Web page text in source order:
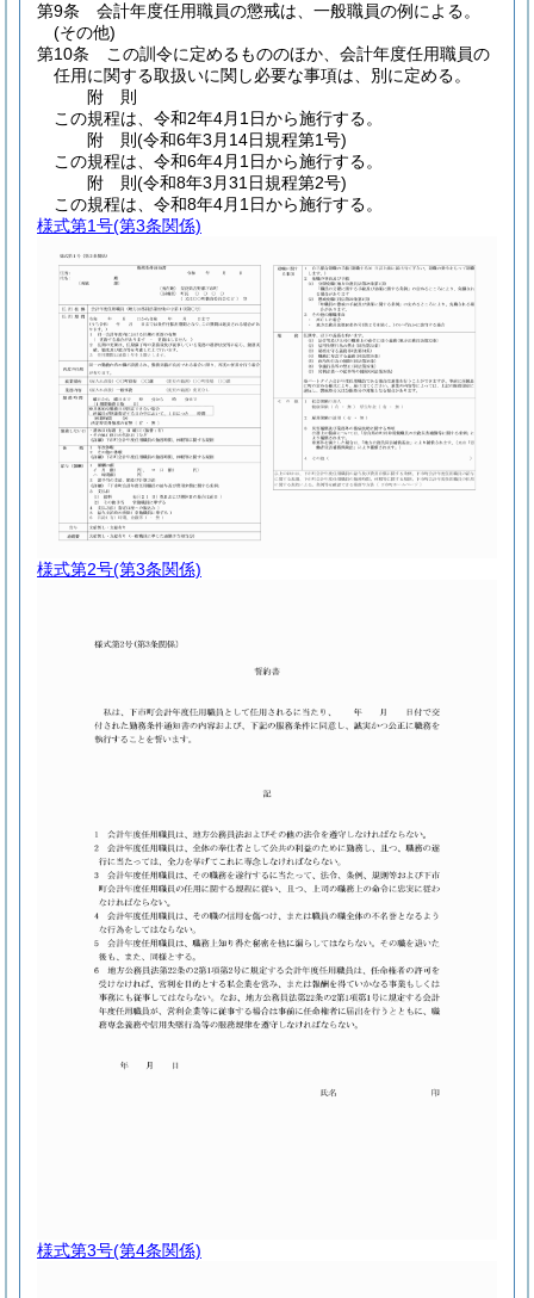
第9条
会計年度任用職員の懲戒は、一般職員の例による。
(その他)
第10条
この訓令に定めるもののほか、会計年度任用職員の
任用に関する取扱いに関し必要な事項は、別に定める。
附 則
この規程は、令和2年4月1日から施行する。
附 則(令和6年3月14日規程第1号)
この規程は、令和6年4月1日から施行する。
附 則(令和8年3月31日規程第2号)
この規程は、令和8年4月1日から施行する。
様式第1号(第3条関係)
様式第2号(第3条関係)
様式第3号(第4条関係)